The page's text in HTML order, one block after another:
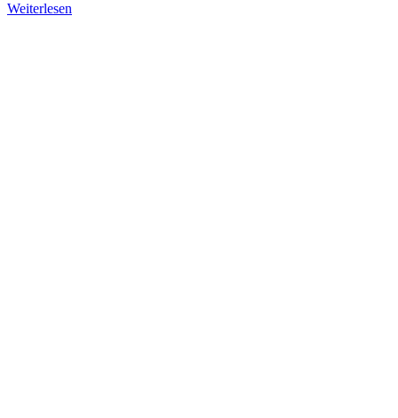
Weiterlesen